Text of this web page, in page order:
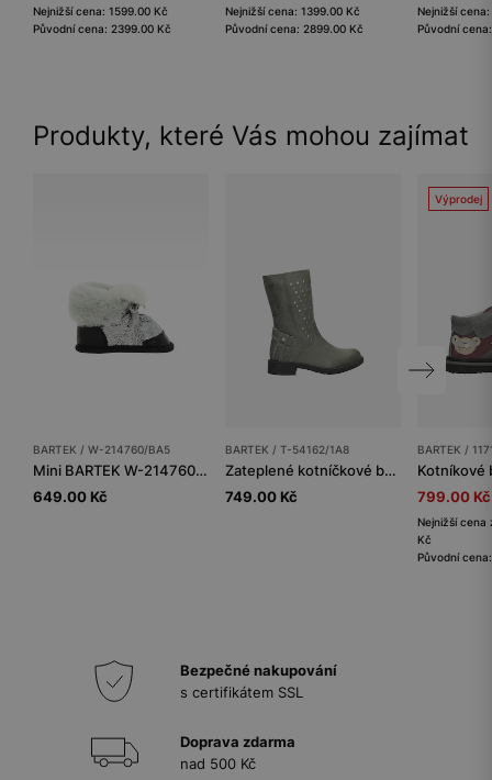
Nejnižší cena: 1599.00 Kč
Původní cena: 2399.00 Kč
Nejnižší cena: 1399.00 Kč
Původní cena: 2899.00 Kč
Nejnižší
Původní
Produkty, které Vás mohou zajímat
BARTEK / W-214760/BA5
Mini BARTEK W-214760/BA5, pro dívky, černostříbrné
649.00 Kč
BARTEK / T-54162/1A8
Zateplené kotníčkové boty BARTEK T-54162/1A8, pro dívky, šedé
749.00 Kč
Výprodej
BARTEK /
799.00 Kč
Nejnižší cena
Kč
Původní
Bezpečné nakupování
s certifikátem SSL
Doprava zdarma
nad 500 Kč